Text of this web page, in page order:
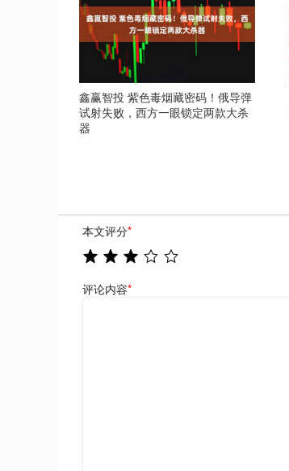
鑫赢智投 紫色毒烟藏密码！俄导弹
试射失败，西方一眼锁定两款大杀
器
本文评分*
评论内容*